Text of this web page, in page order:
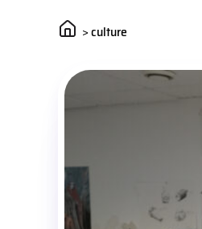
>culture